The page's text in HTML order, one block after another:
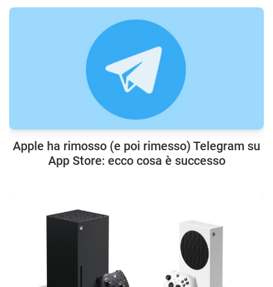
Apple ha rimosso (e poi rimesso) Telegram su
App Store: ecco cosa è successo